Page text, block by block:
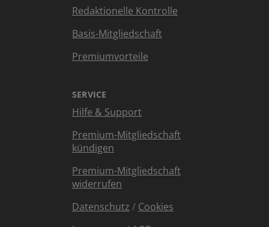
Redaktionelle Kontrolle
Basis-Mitgliedschaft
Premiumvorteile
SERVICE
Hilfe & Support
Premium-Mitgliedschaft
kündigen
Premium-Mitgliedschaft
widerrufen
Datenschutz / Cookies